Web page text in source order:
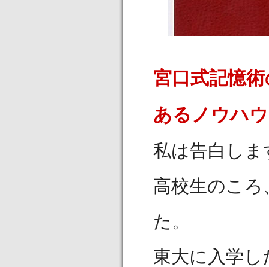
宮口式記憶
あるノウハ
私は告白しま
高校生のこ
た。
東大に入学